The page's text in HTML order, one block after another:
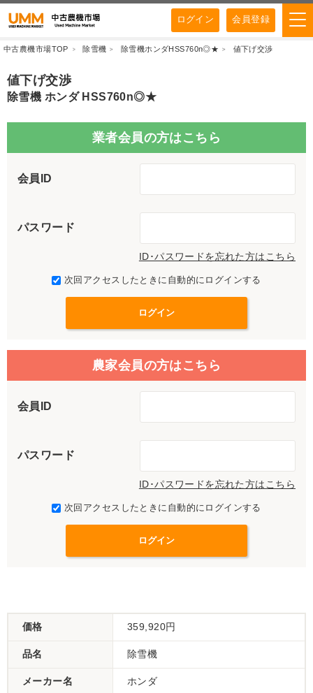
ログイン 会員登録
中古農機市場TOP 除雪機 除雪機ホンダHSS760n◎★ 値下げ交渉
値下げ交渉
除雪機 ホンダ HSS760n◎★
業者会員の方はこちら
会員ID
パスワード
ID･パスワードを忘れた方はこちら
次回アクセスしたときに自動的にログインする
農家会員の方はこちら
会員ID
パスワード
ID･パスワードを忘れた方はこちら
次回アクセスしたときに自動的にログインする
価格 359,920円
品名 除雪機
メーカー名 ホンダ